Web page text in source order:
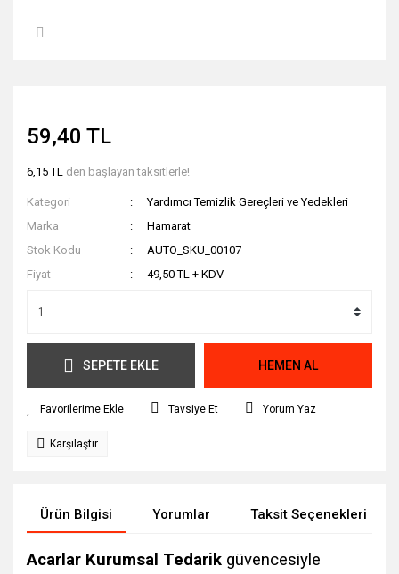
59,40 TL
6,15 TL den başlayan taksitlerle!
Kategori
Yardımcı Temizlik Gereçleri ve Yedekleri
Marka
Hamarat
Stok Kodu
AUTO_SKU_00107
Fiyat
49,50 TL + KDV
SEPETE EKLE HEMEN AL
Tavsiye Et Yorum Yaz
Karşılaştır
Ürün Bilgisi Yorumlar Taksit Seçenekleri
Acarlar Kurumsal Tedarik güvencesiyle